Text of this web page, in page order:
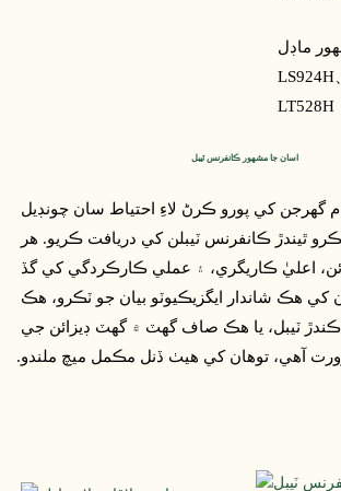
LS924H、
LT528H
اسان جا مشهور ڪانفرنس ٽيبل
آهي، توهان کي هيٺ ڏنل مڪمل ميچ ملندو.